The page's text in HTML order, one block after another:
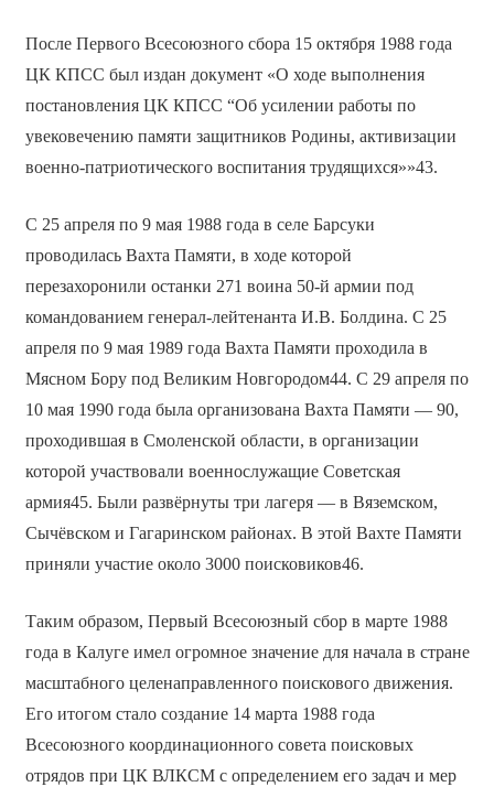
После Первого Всесоюзного сбора 15 октября 1988 года
ЦК КПСС был издан документ «О ходе выполнения
постановления ЦК КПСС “Об усилении работы по
увековечению памяти защитников Родины, активизации
военно-патриотического воспитания трудящихся»»43.
С 25 апреля по 9 мая 1988 года в селе Барсуки
проводилась Вахта Памяти, в ходе которой
перезахоронили останки 271 воина 50-й армии под
командованием генерал-лейтенанта И.В. Болдина. С 25
апреля по 9 мая 1989 года Вахта Памяти проходила в
Мясном Бору под Великим Новгородом44. С 29 апреля по
10 мая 1990 года была организована Вахта Памяти — 90,
проходившая в Смоленской области, в организации
которой участвовали военнослужащие Советская
армия45. Были развёрнуты три лагеря — в Вяземском,
Сычёвском и Гагаринском районах. В этой Вахте Памяти
приняли участие около 3000 поисковиков46.
Таким образом, Первый Всесоюзный сбор в марте 1988
года в Калуге имел огромное значение для начала в стране
масштабного целенаправленного поискового движения.
Его итогом стало создание 14 марта 1988 года
Всесоюзного координационного совета поисковых
отрядов при ЦК ВЛКСМ с определением его задач и мер